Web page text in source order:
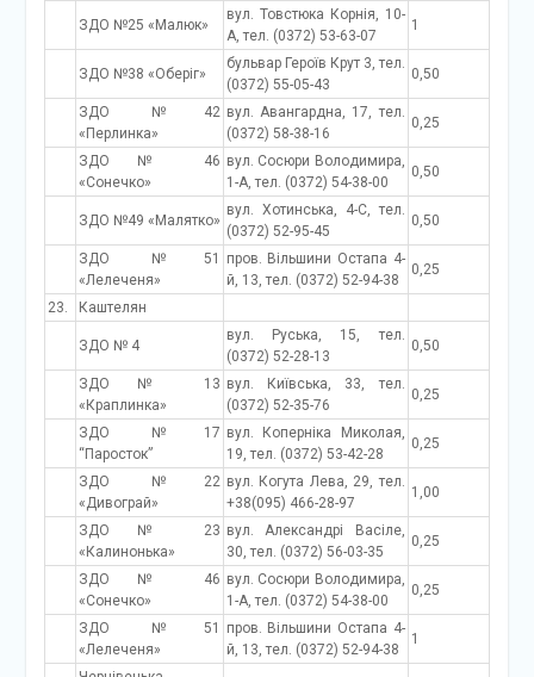
ЗДО №25 «Малюк»
вул. Товстюка Корнія, 10-
А, тел. (0372) 53-63-07
1
ЗДО №38 «Оберіг»
бульвар Героїв Крут 3, тел.
(0372) 55-05-43
0,50
ЗДО №42
«Перлинка»
вул. Авангардна, 17, тел.
(0372) 58-38-16
0,25
ЗДО № 46
«Сонечко»
вул. Сосюри Володимира,
1-А, тел. (0372) 54-38-00
0,50
ЗДО №49 «Малятко»
вул. Хотинська, 4-С, тел.
(0372) 52-95-45
0,50
ЗДО №51
«Лелеченя»
пров. Вільшини Остапа 4-
й, 13, тел. (0372) 52-94-38
0,25
23. Каштелян
ЗДО № 4
вул. Руська, 15, тел.
(0372) 52-28-13
0,50
ЗДО № 13
«Краплинка»
вул. Київська, 33, тел.
(0372) 52-35-76
0,25
ЗДО №17
“Паросток”
вул. Коперніка Миколая,
19, тел. (0372) 53-42-28
0,25
ЗДО №22
«Дивограй»
вул. Когута Лева, 29, тел.
+38(095) 466-28-97
1,00
ЗДО № 23
«Калинонька»
вул. Александрі Васіле,
30, тел. (0372) 56-03-35
0,25
ЗДО № 46
«Сонечко»
вул. Сосюри Володимира,
1-А, тел. (0372) 54-38-00
0,25
ЗДО №51
«Лелеченя»
пров. Вільшини Остапа 4-
й, 13, тел. (0372) 52-94-38
1